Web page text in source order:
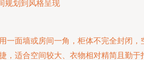
规划到风格呈现
用一面墙或房间一角，柜体不完全封闭，
，适合空间较大、衣物相对精简且勤于